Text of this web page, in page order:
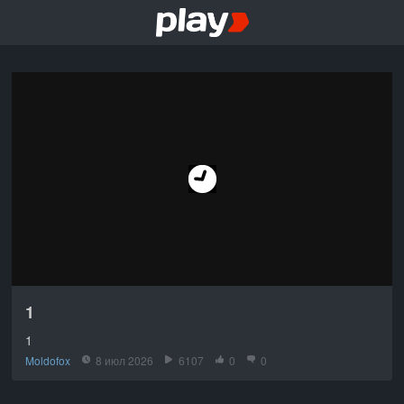
1
1
Moldofox 8 июл 2026 6107 0 0